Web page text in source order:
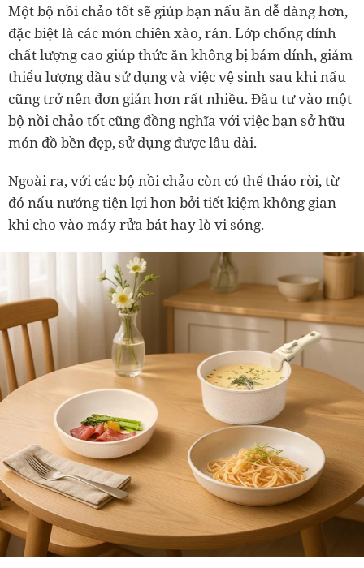
Một bộ nồi chảo tốt sẽ giúp bạn nấu ăn dễ dàng hơn,
đặc biệt là các món chiên xào, rán. Lớp chống dính
chất lượng cao giúp thức ăn không bị bám dính, giảm
thiểu lượng dầu sử dụng và việc vệ sinh sau khi nấu
cũng trở nên đơn giản hơn rất nhiều. Đầu tư vào một
bộ nồi chảo tốt cũng đồng nghĩa với việc bạn sở hữu
món đồ bền đẹp, sử dụng được lâu dài.
Ngoài ra, với các bộ nồi chảo còn có thể tháo rời, từ
đó nấu nướng tiện lợi hơn bởi tiết kiệm không gian
khi cho vào máy rửa bát hay lò vi sóng.